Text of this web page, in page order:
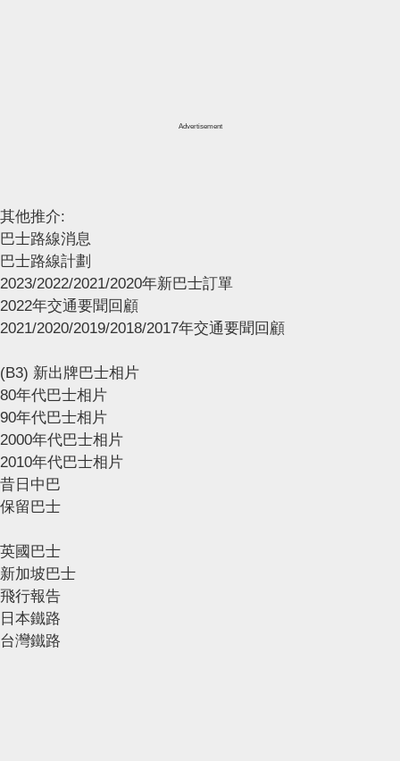
Advertisement
其他推介:
巴士路線消息
巴士路線計劃
2023/2022/2021/2020年新巴士訂單
2022年交通要聞回顧
2021/2020/2019/2018/2017年交通要聞回顧
(B3) 新出牌巴士相片
80年代巴士相片
90年代巴士相片
2000年代巴士相片
2010年代巴士相片
昔日中巴
保留巴士
英國巴士
新加坡巴士
飛行報告
日本鐵路
台灣鐵路